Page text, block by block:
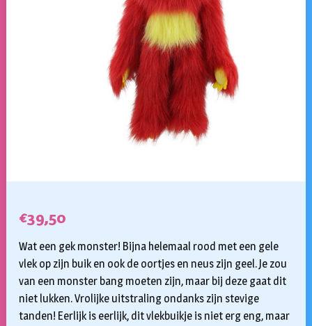
€39,50
Wat een gek monster! Bijna helemaal rood met een gele
vlek op zijn buik en ook de oortjes en neus zijn geel. Je zou
van een monster bang moeten zijn, maar bij deze gaat dit
niet lukken. Vrolijke uitstraling ondanks zijn stevige
tanden! Eerlijk is eerlijk, dit vlekbuikje is niet erg eng, maar